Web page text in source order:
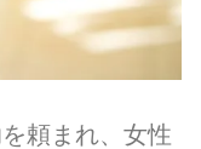
頼まれ、女性